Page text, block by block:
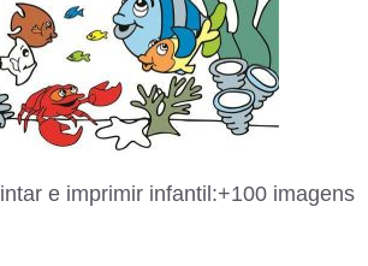
e imprimir infantil:+100 imagens